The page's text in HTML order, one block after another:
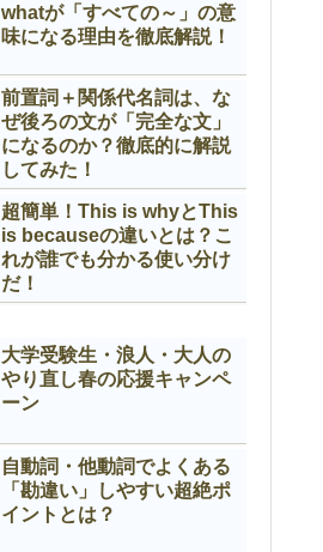
whatが「すべての～」の意
味になる理由を徹底解説！
前置詞＋関係代名詞は、な
ぜ後ろの文が「完全な文」
になるのか？徹底的に解説
してみた！
超簡単！This is whyとThis
is becauseの違いとは？こ
れが誰でも分かる使い分け
だ！
大学受験生・浪人・大人の
やり直し春の応援キャンペ
ーン
自動詞・他動詞でよくある
「勘違い」しやすい超絶ポ
イントとは？